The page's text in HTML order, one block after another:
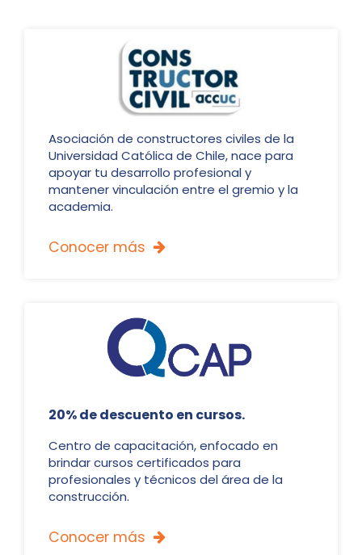
Asociación de constructores civiles de la
Universidad Católica de Chile, nace para
apoyar tu desarrollo profesional y
mantener vinculación entre el gremio y la
academia.
Conocer más 
20% de descuento en cursos.
Centro de capacitación, enfocado en
brindar cursos certificados para
profesionales y técnicos del área de la
construcción.
Conocer más 